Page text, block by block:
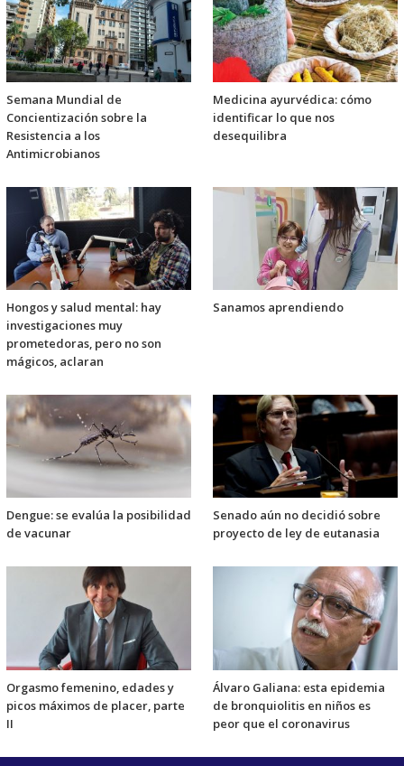
Semana Mundial de
Concientización sobre la
Resistencia a los
Antimicrobianos
Medicina ayurvédica: cómo
identificar lo que nos
desequilibra
Hongos y salud mental: hay
investigaciones muy
prometedoras, pero no son
mágicos, aclaran
Sanamos aprendiendo
Dengue: se evalúa la posibilidad
de vacunar
Senado aún no decidió sobre
proyecto de ley de eutanasia
Orgasmo femenino, edades y
picos máximos de placer, parte
II
Álvaro Galiana: esta epidemia
de bronquiolitis en niños es
peor que el coronavirus